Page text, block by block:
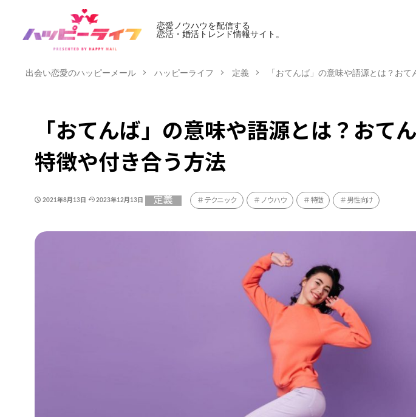
恋愛ノウハウを配信する
恋活・婚活トレンド情報サイト。
出会い恋愛のハッピーメール ハッピーライフ 定義 「おてんば」の意味や語源とは？お
「おてんば」の意味や語源とは？おて
特徴や付き合う方法
2021年8月13日 2023年12月13日 定義 テクニック ノウハウ 特徴 男性向け